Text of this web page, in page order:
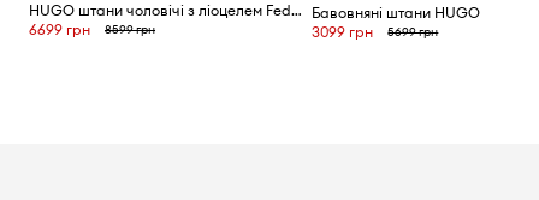
HUGO штани чоловічі з ліоцелем Fedix244F1X
6699 грн
8599 грн
Бавовняні штани HUGO
3099 грн
5699 грн